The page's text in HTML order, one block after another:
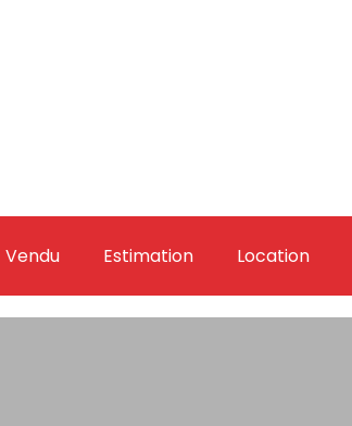
Vendu Estimation Location